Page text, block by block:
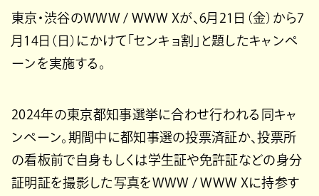
東京・渋谷のWWW / WWW Xが、6月21日（金）から7
月14日（日）にかけて「センキョ割」と題したキャンペ
ーンを実施する。
2024年の東京都知事選挙に合わせ行われる同キャ
ンペーン。期間中に都知事選の投票済証か、投票所
の看板前で自身もしくは学生証や免許証などの身分
証明証を撮影した写真をWWW / WWW Xに持参す